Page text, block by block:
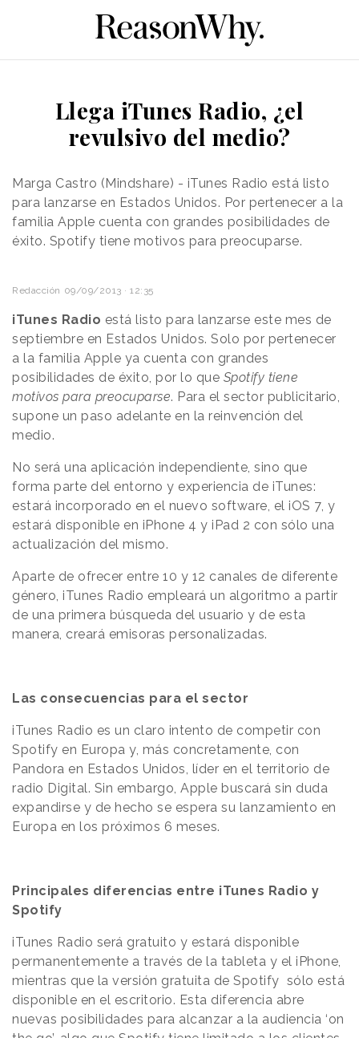
Llega iTunes Radio, ¿el
revulsivo del medio?
Marga Castro (Mindshare) - iTunes Radio está listo
para lanzarse en Estados Unidos. Por pertenecer a la
familia Apple cuenta con grandes posibilidades de
éxito. Spotify tiene motivos para preocuparse.
Redacción 09/09/2013 · 12:35
iTunes Radio está listo para lanzarse este mes de
septiembre en Estados Unidos. Solo por pertenecer
a la familia Apple ya cuenta con grandes
posibilidades de éxito, por lo que Spotify tiene
motivos para preocuparse. Para el sector publicitario,
supone un paso adelante en la reinvención del
medio.
No será una aplicación independiente, sino que
forma parte del entorno y experiencia de iTunes:
estará incorporado en el nuevo software, el iOS 7, y
estará disponible en iPhone 4 y iPad 2 con sólo una
actualización del mismo.
Aparte de ofrecer entre 10 y 12 canales de diferente
género, iTunes Radio empleará un algoritmo a partir
de una primera búsqueda del usuario y de esta
manera, creará emisoras personalizadas.
Las consecuencias para el sector
iTunes Radio es un claro intento de competir con
Spotify en Europa y, más concretamente, con
Pandora en Estados Unidos, líder en el territorio de
radio Digital. Sin embargo, Apple buscará sin duda
expandirse y de hecho se espera su lanzamiento en
Europa en los próximos 6 meses.
Principales diferencias entre iTunes Radio y
Spotify
iTunes Radio será gratuito y estará disponible
permanentemente a través de la tableta y el iPhone,
mientras que la versión gratuita de Spotify sólo está
disponible en el escritorio. Esta diferencia abre
nuevas posibilidades para alcanzar a la audiencia ‘on